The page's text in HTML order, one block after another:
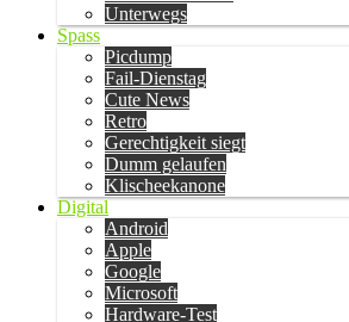
Unterwegs
Spass
Picdump
Fail-Dienstag
Cute News
Retro
Gerechtigkeit siegt
Dumm gelaufen
Klischeekanone
Digital
Android
Apple
Google
Microsoft
Hardware-Test